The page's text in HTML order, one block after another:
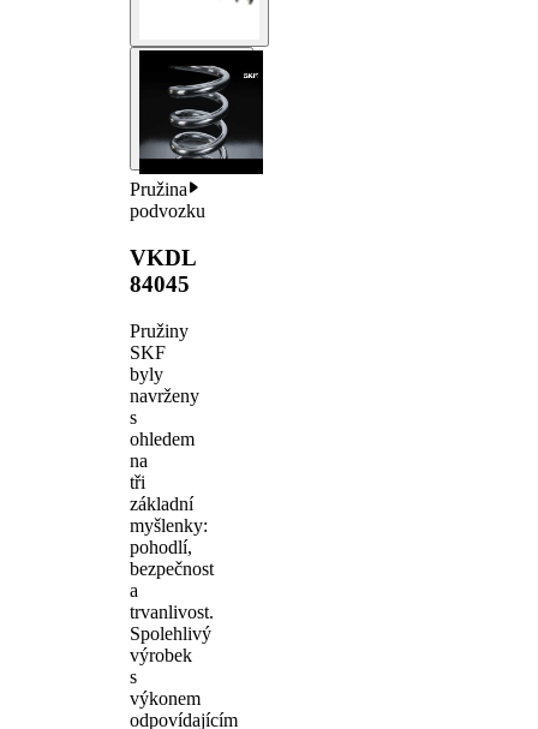
Pružina
podvozku
VKDL
84045
Pružiny
SKF
byly
navrženy
s
ohledem
na
tři
základní
myšlenky:
pohodlí,
bezpečnost
a
trvanlivost.
Spolehlivý
výrobek
s
výkonem
odpovídajícím